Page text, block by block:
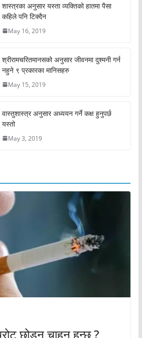
शास्त्रका अनुसार यस्ता व्यक्तिको हातमा पैसा
कहिले पनि टिक्दैन
May 16, 2019
श्रीरामचरितमानसको अनुसार जीवनमा दुश्मनी गर्न
नहुने ९ प्रकारका मानिसहरु
May 15, 2019
वास्तुशास्त्र अनुसार अध्ययन गर्ने कक्ष हुनुपर्छ
यस्तो
May 3, 2019
छोड्न चाहनु हुन्छ ?